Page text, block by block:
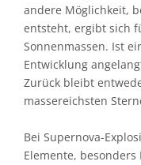
andere Möglichkeit,
entsteht, ergibt sich
Sonnenmassen. Ist
Entwicklung
Zurück bleibt
massereichsten
Bei Supernova-
Elemente,